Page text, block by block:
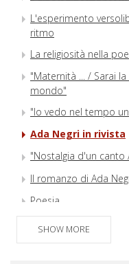
L'esperimento
ritmo
La religiosità nella
"Maternità ... / Sarai
mondo"
"Io vedo nel tempo
Ada Negri in rivista
"Nostalgia d'un canto
Il romanzo di Ada
Poesia
SHOW MORE